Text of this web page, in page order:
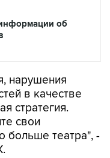
об
нарушения
в качестве
стратегия.
свои
больше театра", -